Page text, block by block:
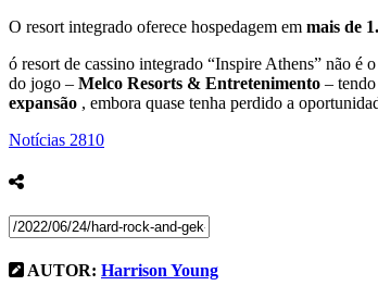
O resort integrado oferece hospedagem em mais de
ó resort de cassino integrado “Inspire Athens” não
do jogo – Melco Resorts & Entretenimento –
expansão , embora quase tenha perdido a
Notícias 2810
AUTOR: Harrison Young